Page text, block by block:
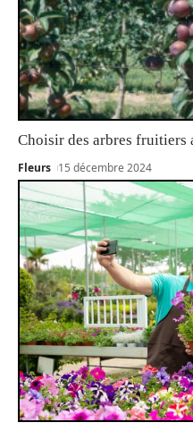
Choisir des arbres fruitiers
Fleurs 15 décembre 2024